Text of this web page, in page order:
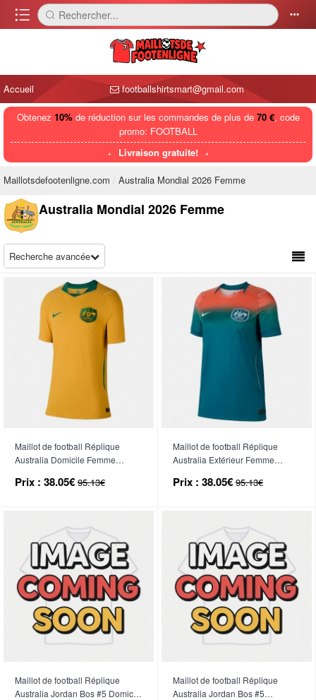
󰈍 󰅼 Rechercher... 󰄒
Accueil footballshirtsmart@gmail.com
Obtenez 10%de réduction sur les commandes de plus de 70 €, code
promo: FOOTBALL
Livraison gratuite!
Maillotsdefootenligne.com Australia Mondial 2026 Femme
Australia Mondial 2026 Femme
Recherche avancée
Maillot de football Réplique
Australia Domicile Femme
Prix : 38.05€ 95.13€
Maillot de football Réplique
Australia Extérieur Femme
Prix : 38.05€ 95.13€
Maillot de football Réplique
Australia Jordan Bos #5 Domicile
Maillot de football Réplique
Australia Jordan Bos #5